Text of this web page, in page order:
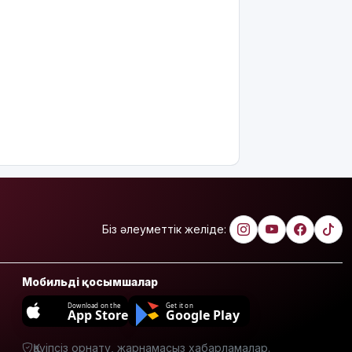
деп жатыр
жұмсап,
зорламақ
болған
Жапонияда
Біз әлеуметтік желіде:
Мобильді қосымшалар
Download on the
App Store
Get it on
Google Play
Қауіпсіз орнату, жарнамасыз хабарламалар.